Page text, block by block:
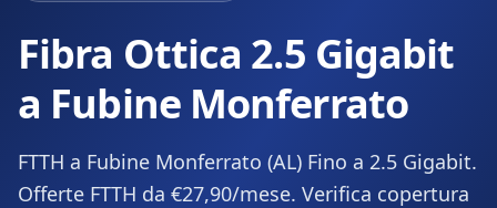
Fibra Ottica 2.5 Gigabit
a Fubine Monferrato
FTTH a Fubine Monferrato (AL) Fino a 2.5 Gigabit.
Offerte FTTH da €27,90/mese. Verifica copertura